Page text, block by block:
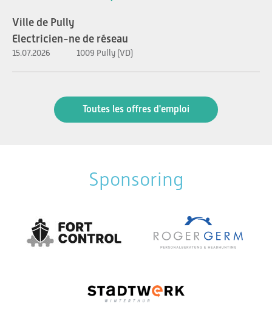
Ville de Pully
Electricien-ne de réseau
15.07.2026 1009 Pully (VD)
Toutes les offres d'emploi
Sponsoring